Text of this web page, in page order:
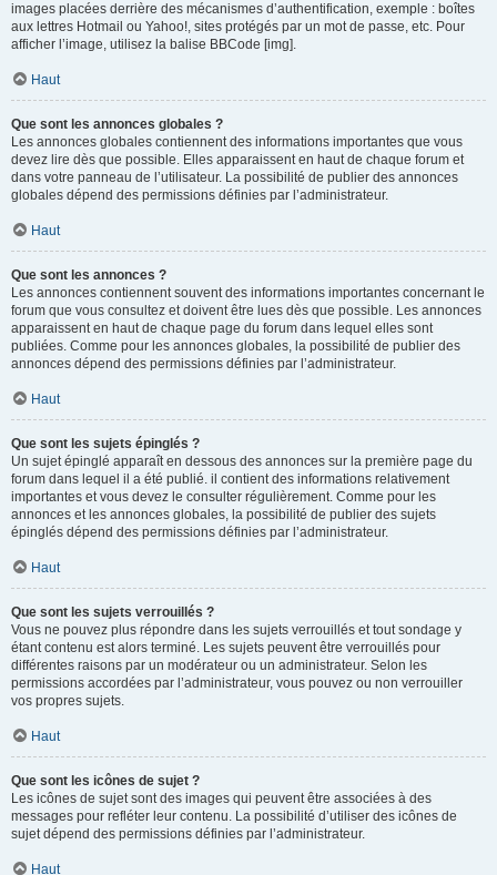
images placées derrière des mécanismes d’authentification, exemple : boîtes
aux lettres Hotmail ou Yahoo!, sites protégés par un mot de passe, etc. Pour
afficher l’image, utilisez la balise BBCode [img].
Haut
Que sont les annonces globales ?
Les annonces globales contiennent des informations importantes que vous
devez lire dès que possible. Elles apparaissent en haut de chaque forum et
dans votre panneau de l’utilisateur. La possibilité de publier des annonces
globales dépend des permissions définies par l’administrateur.
Haut
Que sont les annonces ?
Les annonces contiennent souvent des informations importantes concernant le
forum que vous consultez et doivent être lues dès que possible. Les annonces
apparaissent en haut de chaque page du forum dans lequel elles sont
publiées. Comme pour les annonces globales, la possibilité de publier des
annonces dépend des permissions définies par l’administrateur.
Haut
Que sont les sujets épinglés ?
Un sujet épinglé apparaît en dessous des annonces sur la première page du
forum dans lequel il a été publié. il contient des informations relativement
importantes et vous devez le consulter régulièrement. Comme pour les
annonces et les annonces globales, la possibilité de publier des sujets
épinglés dépend des permissions définies par l’administrateur.
Haut
Que sont les sujets verrouillés ?
Vous ne pouvez plus répondre dans les sujets verrouillés et tout sondage y
étant contenu est alors terminé. Les sujets peuvent être verrouillés pour
différentes raisons par un modérateur ou un administrateur. Selon les
permissions accordées par l’administrateur, vous pouvez ou non verrouiller
vos propres sujets.
Haut
Que sont les icônes de sujet ?
Les icônes de sujet sont des images qui peuvent être associées à des
messages pour refléter leur contenu. La possibilité d’utiliser des icônes de
sujet dépend des permissions définies par l’administrateur.
Haut